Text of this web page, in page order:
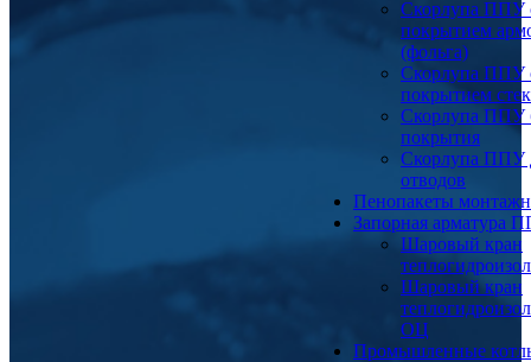
Скорлупа ППУ
покрытием
(фольга)
Скорлупа ППУ
покрытием
Скорлупа ППУ
покрытия
Скорлупа ППУ
отводов
Пенопакеты
Запорная арматура
Шаровый кран
Шаровый кран
ОЦ
Промышленные